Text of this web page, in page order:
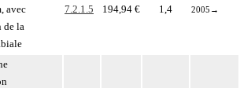
avec
de la
7.2.1.5 194,94 € 1,4 2005 →